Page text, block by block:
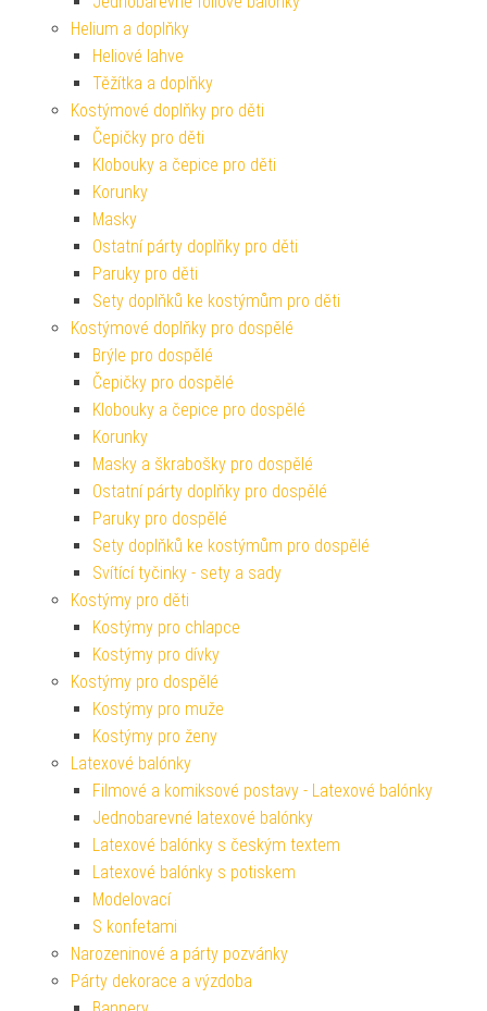
Helium a doplňky
Heliové lahve
Těžítka a doplňky
Kostýmové doplňky pro děti
Čepičky pro děti
Klobouky a čepice pro děti
Korunky
Masky
Ostatní párty doplňky pro děti
Paruky pro děti
Sety doplňků ke kostýmům pro děti
Kostýmové doplňky pro dospělé
Brýle pro dospělé
Čepičky pro dospělé
Klobouky a čepice pro dospělé
Korunky
Masky a škrabošky pro dospělé
Ostatní párty doplňky pro dospělé
Paruky pro dospělé
Sety doplňků ke kostýmům pro dospělé
Svítící tyčinky - sety a sady
Kostýmy pro děti
Kostýmy pro chlapce
Kostýmy pro dívky
Kostýmy pro dospělé
Kostýmy pro muže
Kostýmy pro ženy
Latexové balónky
Filmové a komiksové postavy - Latexové balónky
Jednobarevné latexové balónky
Latexové balónky s českým textem
Latexové balónky s potiskem
Modelovací
S konfetami
Narozeninové a párty pozvánky
Párty dekorace a výzdoba